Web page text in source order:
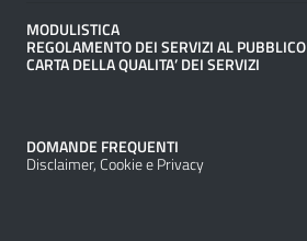
MODULISTICA
REGOLAMENTO DEI SERVIZI AL PUBBLICO
CARTA DELLA QUALITA’ DEI SERVIZI
DOMANDE FREQUENTI
Disclaimer, Cookie e Privacy